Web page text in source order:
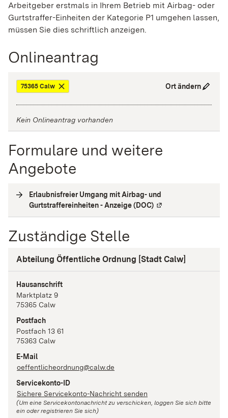
Arbeitgeber erstmals in Ihrem Betrieb mit Airbag- oder
Gurtstraffer-Einheiten der Kategorie P1 umgehen lassen,
müssen Sie dies schriftlich anzeigen.
Onlineantrag
75365 Calw Ort ändern
Kein Onlineantrag vorhanden
Formulare und weitere
Angebote
Erlaubnisfreier Umgang mit Airbag- und
Gurtstraffereinheiten - Anzeige (DOC) Externe Verlinkung
Zuständige Stelle
Abteilung Öffentliche Ordnung [Stadt Calw]
Hausanschrift
Marktplatz 9
75365 Calw
Postfach
Postfach 13 61
75363 Calw
E-Mail
oeffentlicheordnung@calw.de
Servicekonto-ID
Sichere Servicekonto-Nachricht senden
(Um eine Servicekontonachricht zu verschicken, loggen Sie sich bitte
ein oder registrieren Sie sich)